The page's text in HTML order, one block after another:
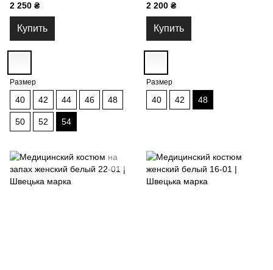
2 250 ₴
Купить
Размер
40 42 44 46 48
50 52 54
2 200 ₴
Купить
Размер
40 42 48